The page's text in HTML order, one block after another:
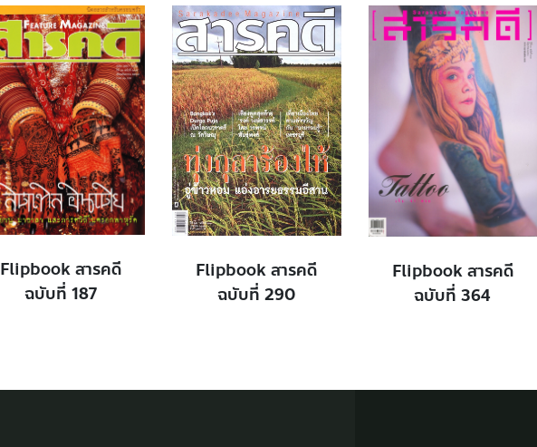
Flipbook สารคดี
ฉบับที่ 187
Flipbook สารคดี
ฉบับที่ 290
Flipbook สารคดี
ฉบับที่ 364